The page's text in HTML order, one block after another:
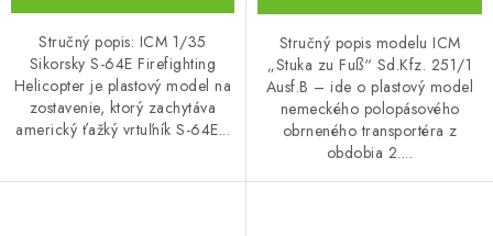
Stručný popis: ICM 1/35
Sikorsky S-64E Firefighting
Helicopter je plastový model na
zostavenie, ktorý zachytáva
americký ťažký vrtuľník S-64E...
Stručný popis modelu ICM
„Stuka zu Fuß“ Sd.Kfz. 251/1
Ausf.B – ide o plastový model
nemeckého polopásového
obrneného transportéra z
obdobia 2....